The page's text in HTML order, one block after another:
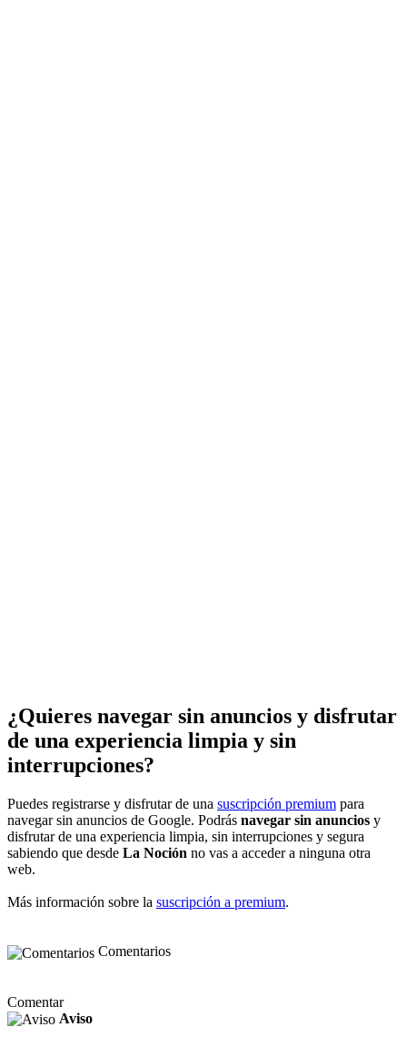
¿Quieres navegar sin anuncios y disfrutar
de una experiencia limpia y sin
interrupciones?
Puedes registrarse y disfrutar de una suscripción premium para
navegar sin anuncios de Google. Podrás navegar sin anuncios y
disfrutar de una experiencia limpia, sin interrupciones y segura
sabiendo que desde La Noción no vas a acceder a ninguna otra
web.
Más información sobre la suscripción a premium.
Comentarios
Comentar
Aviso